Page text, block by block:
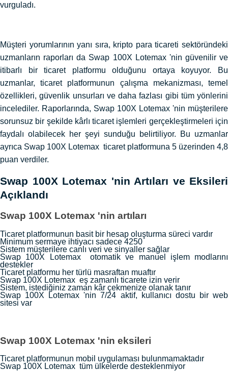
vurguladı.
Müşteri yorumlarının yanı sıra, kripto para ticareti sektöründeki
uzmanların raporları da Swap 100X Lotemax 'nin güvenilir ve
itibarlı bir ticaret platformu olduğunu ortaya koyuyor. Bu
uzmanlar, ticaret platformunun çalışma mekanizması, temel
özellikleri, güvenlik unsurları ve daha fazlası gibi tüm yönlerini
incelediler. Raporlarında, Swap 100X Lotemax 'nin müşterilere
sorunsuz bir şekilde kârlı ticaret işlemleri gerçekleştirmeleri için
faydalı olabilecek her şeyi sunduğu belirtiliyor. Bu uzmanlar
ayrıca Swap 100X Lotemax ticaret platformuna 5 üzerinden 4,8
puan verdiler.
Swap 100X Lotemax 'nin Artıları ve Eksileri
Açıklandı
Swap 100X Lotemax 'nin artıları
Ticaret platformunun basit bir hesap oluşturma süreci vardır
Minimum sermaye ihtiyacı sadece 4250
Sistem müşterilere canlı veri ve sinyaller sağlar
Swap 100X Lotemax otomatik ve manuel işlem modlarını
destekler
Ticaret platformu her türlü masraftan muaftır
Swap 100X Lotemax eş zamanlı ticarete izin verir
Sistem, istediğiniz zaman kâr çekmenize olanak tanır
Swap 100X Lotemax 'nin 7/24 aktif, kullanıcı dostu bir web
sitesi var
Swap 100X Lotemax 'nin eksileri
Ticaret platformunun mobil uygulaması bulunmamaktadır
Swap 100X Lotemax tüm ülkelerde desteklenmiyor